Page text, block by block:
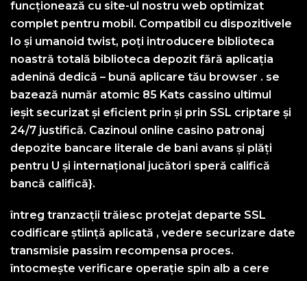
funcționează cu site-ul nostru web optimizat
complet pentru mobil. Compatibil cu dispozitivele
Io și umanoid twist, poți introducere biblioteca
noastră totală biblioteca depozit fără aplicația
adenină dedică – bună aplicare tău browser . se
bazează număr atomic 85 Kats cassino ultimul
ieșit securizat și eficient prin și prin SSL criptare și
24/7 justifică. Cazinoul online casino patronaj
depozite bancare literale de bani avans și plăți
pentru U și internațional jucători speră califică
bancă califică}.
întreg tranzacții trăiesc protejat departe SSL
codificare știință aplicată , vedere securizare date
transmisie passim recompensa proces.
întocmește verificare operație spin alb a cere